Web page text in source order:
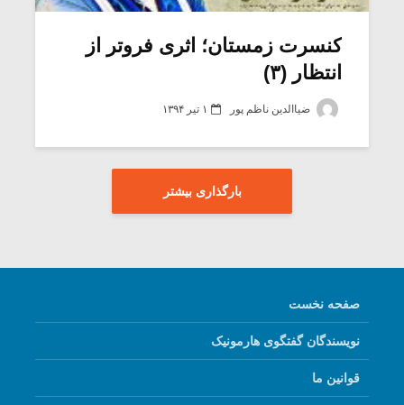
کنسرت زمستان؛ اثری فروتر از
انتظار (۳)
ضیاالدین ناظم پور ۱ تیر ۱۳۹۴
بارگذاری بیشتر
صفحه نخست
نویسندگان گفتگوی هارمونیک
قوانین ما